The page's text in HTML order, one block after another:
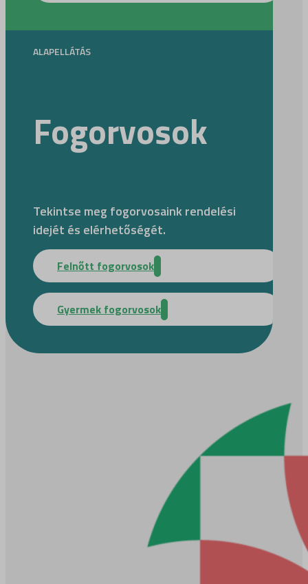
ALAPELLÁTÁS
Fogorvosok
Tekintse meg fogorvosaink rendelési
idejét és elérhetőségét.
Felnőtt fogorvosok
Gyermek fogorvosok